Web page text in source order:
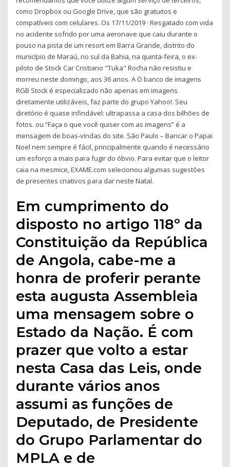
como Dropbox ou Google Drive, que são gratuitos e
compatíveis com celulares. Os 17/11/2019 · Resgatado com vida
no acidente sofrido por uma aeronave que caiu durante o
pouso na pista de um resort em Barra Grande, distrito do
município de Maraú, no sul da Bahia, na quinta-feira, o ex-
piloto de Stock Car Cristiano "Tuka" Rocha não resistiu e
morreu neste domingo, aos 36 anos. A O banco de imagens
RGB Stock é especializado não apenas em imagens
diretamente utilizáveis, faz parte do grupo Yahoo!. Seu
diretório é quase infindável: ultrapassa a casa dos bilhões de
fotos. ou “Faça o que você quiser com as imagens” é a
mensagem de boas-vindas do site. São Paulo – Bancar o Papai
Noel nem sempre é fácil, principalmente quando é necessário
um esforço a mais para fugir do óbvio. Para evitar que o leitor
caia na mesmice, EXAME.com selecionou algumas sugestões
de presentes criativos para dar neste Natal.
Em cumprimento do
disposto no artigo 118º da
Constituição da República
de Angola, cabe-me a
honra de proferir perante
esta augusta Assembleia
uma mensagem sobre o
Estado da Nação. É com
prazer que volto a estar
nesta Casa das Leis, onde
durante vários anos
assumi as funções de
Deputado, de Presidente
do Grupo Parlamentar do
MPLA e de